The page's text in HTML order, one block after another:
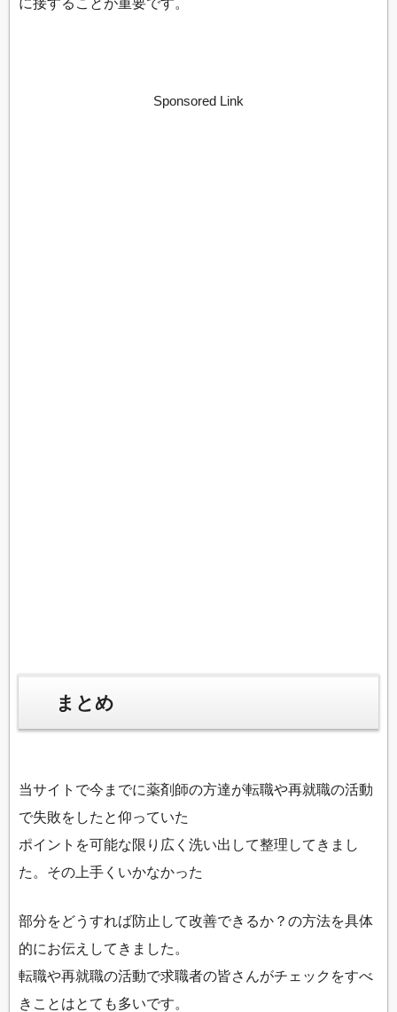
Sponsored Link
まとめ
当サイトで今までに薬剤師の方達が転職や再就職の活動
で失敗をしたと仰っていた
ポイントを可能な限り広く洗い出して整理してきまし
た。その上手くいかなかった
部分をどうすれば防止して改善できるか？の方法を具体
的にお伝えしてきました。
転職や再就職の活動で求職者の皆さんがチェックをすべ
きことはとても多いです。